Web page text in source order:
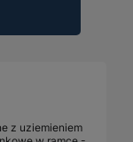
z uziemieniem